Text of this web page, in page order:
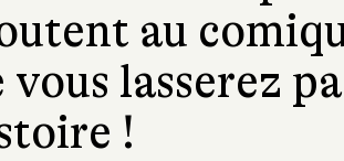
au
vous lasserez
!